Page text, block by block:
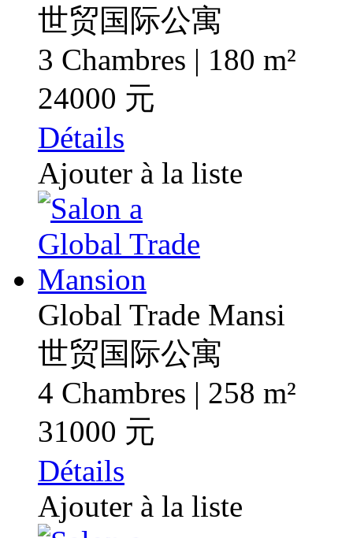
世贸国际公寓
3 Chambres | 180 m²
24000 元
Détails
Ajouter à la liste
Global Trade Mansi
世贸国际公寓
4 Chambres | 258 m²
31000 元
Détails
Ajouter à la liste